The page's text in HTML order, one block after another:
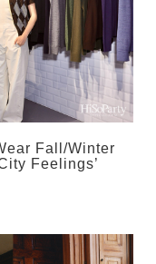
Fall/Winter
Feelings’